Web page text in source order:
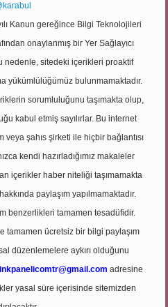
Kanun gereğince Bilgi Teknolojileri
onaylanmış bir Yer Sağlayıcı
nedenle, sitedeki içerikleri proaktif
yükümlülüğümüz bulunmamaktadır.
sorumluluğunu taşımakta olup,
kabul etmiş sayılırlar. Bu internet
şahıs şirketi ile hiçbir bağlantısı
kendi hazırladığımız makaleler
içerikler haber niteliği taşımamakta
paylaşım yapılmamaktadır.
benzerlikleri tamamen tesadüfidir.
tamamen ücretsiz bir bilgi paylaşım
düzenlemelere aykırı olduğunu
adresine
yasal süre içerisinde sitemizden